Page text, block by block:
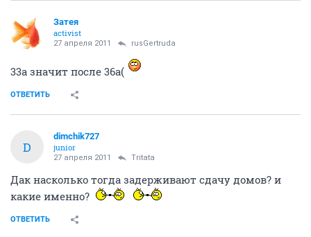
Затея
activist
27 апреля 2011 rusGertruda
33а значит после 36а(
ОТВЕТИТЬ
D
dimchik727
junior
27 апреля 2011 Tritata
Дак насколько тогда задерживают сдачу домов? и
какие именно?
ОТВЕТИТЬ